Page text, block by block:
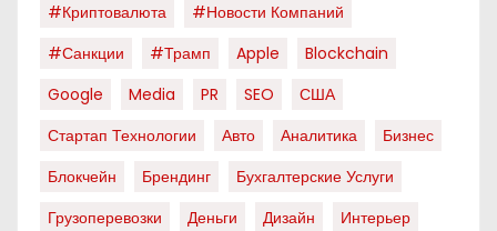
#криптовалюта
#новости Компаний
#санкции
#трамп Apple
Blockchain
Google
Media PR SEO
США
Стартап Технологии
Авто Аналитика
Бизнес
Блокчейн
Брендинг
Бухгалтерские Услуги
Грузоперевозки
Деньги Дизайн
Интерьер